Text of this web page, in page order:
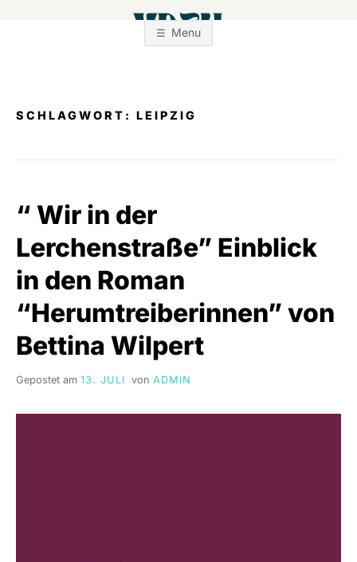
Menu
SCHLAGWORT: LEIPZIG
“ Wir in der
Lerchenstraße” Einblick
in den Roman
“Herumtreiberinnen” von
Bettina Wilpert
Gepostet am 13. JULI von ADMIN